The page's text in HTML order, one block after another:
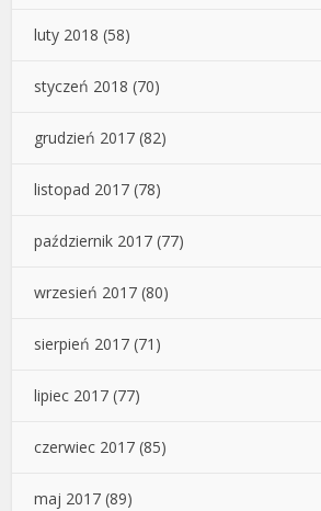
luty 2018 (58)
styczeń 2018 (70)
grudzień 2017 (82)
listopad 2017 (78)
październik 2017 (77)
wrzesień 2017 (80)
sierpień 2017 (71)
lipiec 2017 (77)
czerwiec 2017 (85)
maj 2017 (89)